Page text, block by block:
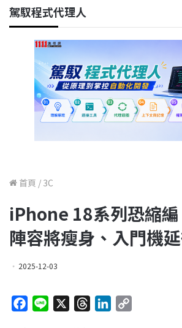
駕馭程式代理人